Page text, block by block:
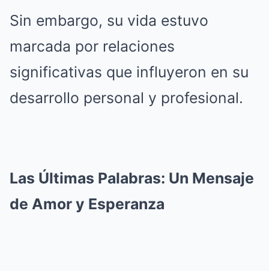
Sin embargo, su vida estuvo
marcada por relaciones
significativas que influyeron en su
desarrollo personal y profesional.
Las Últimas Palabras: Un Mensaje
de Amor y Esperanza